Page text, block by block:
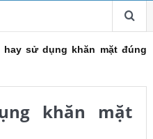
hay sử dụng khăn mặt đúng
khăn mặt